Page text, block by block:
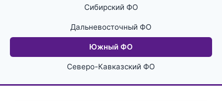
Сибирский ФО
Дальневосточный ФО
Южный ФО
Северо-Кавказский ФО